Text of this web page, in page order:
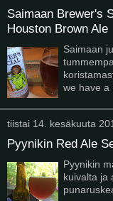
Saimaan Brewer's
Houston Brown Ale
Saimaan
we have a
tiistai 14. kesäkuuta
Pyynikin Red Ale
Pyynikin
kuivalta ja